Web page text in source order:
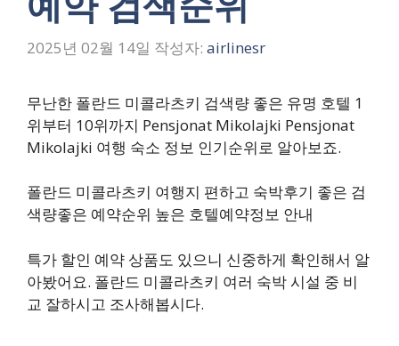
2025년 02월 14일 작성자: airlinesr
무난한 폴란드 미콜라츠키 검색량 좋은 유명 호텔 1
위부터 10위까지 Pensjonat Mikolajki Pensjonat
Mikolajki 여행 숙소 정보 인기순위로 알아보죠.
폴란드 미콜라츠키 여행지 편하고 숙박후기 좋은 검
색량좋은 예약순위 높은 호텔예약정보 안내
특가 할인 예약 상품도 있으니 신중하게 확인해서 알
아봤어요. 폴란드 미콜라츠키 여러 숙박 시설 중 비
교 잘하시고 조사해봅시다.